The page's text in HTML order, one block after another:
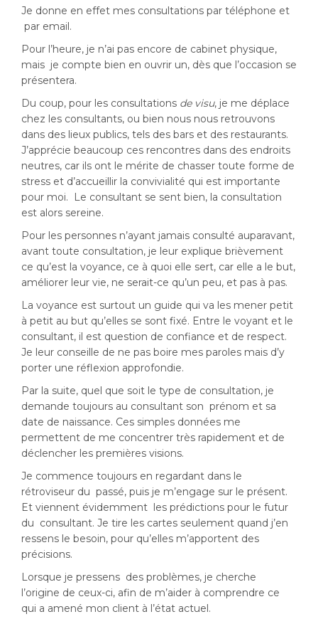
Je donne en effet mes consultations par téléphone et
par email.
Pour l’heure, je n’ai pas encore de cabinet physique,
mais je compte bien en ouvrir un, dès que l’occasion se
présentera.
Du coup, pour les consultations de visu, je me déplace
chez les consultants, ou bien nous nous retrouvons
dans des lieux publics, tels des bars et des restaurants.
J’apprécie beaucoup ces rencontres dans des endroits
neutres, car ils ont le mérite de chasser toute forme de
stress et d’accueillir la convivialité qui est importante
pour moi. Le consultant se sent bien, la consultation
est alors sereine.
Pour les personnes n’ayant jamais consulté auparavant,
avant toute consultation, je leur explique brièvement
ce qu’est la voyance, ce à quoi elle sert, car elle a le but,
améliorer leur vie, ne serait-ce qu’un peu, et pas à pas.
La voyance est surtout un guide qui va les mener petit
à petit au but qu’elles se sont fixé. Entre le voyant et le
consultant, il est question de confiance et de respect.
Je leur conseille de ne pas boire mes paroles mais d’y
porter une réflexion approfondie.
Par la suite, quel que soit le type de consultation, je
demande toujours au consultant son prénom et sa
date de naissance. Ces simples données me
permettent de me concentrer très rapidement et de
déclencher les premières visions.
Je commence toujours en regardant dans le
rétroviseur du passé, puis je m’engage sur le présent.
Et viennent évidemment les prédictions pour le futur
du consultant. Je tire les cartes seulement quand j’en
ressens le besoin, pour qu’elles m’apportent des
précisions.
Lorsque je pressens des problèmes, je cherche
l’origine de ceux-ci, afin de m’aider à comprendre ce
qui a amené mon client à l’état actuel.